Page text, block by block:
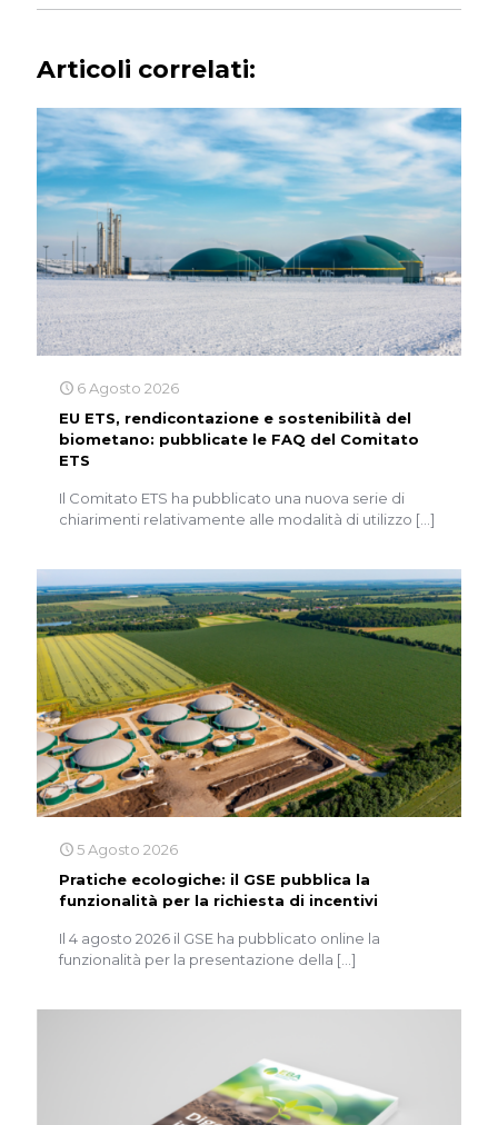
Articoli correlati:
6 Agosto 2026
EU ETS, rendicontazione e sostenibilità del
biometano: pubblicate le FAQ del Comitato
ETS
Il Comitato ETS ha pubblicato una nuova serie di
chiarimenti relativamente alle modalità di utilizzo […]
5 Agosto 2026
Pratiche ecologiche: il GSE pubblica la
funzionalità per la richiesta di incentivi
Il 4 agosto 2026 il GSE ha pubblicato online la
funzionalità per la presentazione della […]